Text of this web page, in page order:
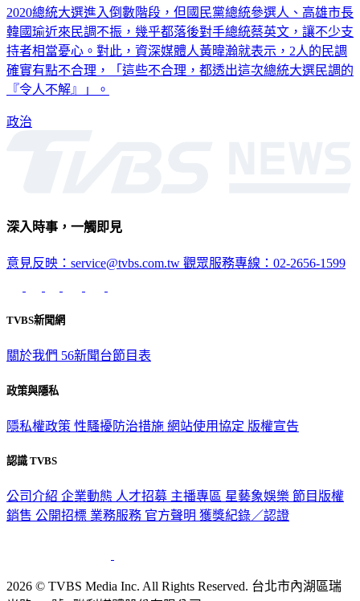
2020總統大選進入倒數階段，但國民黨總統參選人、高雄市長
韓國瑜近來民調不振，幾乎都落後對手總統蔡英文，讓不少支
持者相當憂心。對此，資深媒體人黃暐瀚就表示，2人的民調
確實有點不合理，「這些不合理，都透出這次總統大選民調的
『令人不解』」。
政治
深入時事，一觸即見
意見反映：service@tvbs.com.tw 觀眾服務專線：02-2656-1599
TVBS新聞網
關於我們 56新聞台節目表
政策與隱私
隱私權政策 性騷擾防治措施 網站使用協定 版權宣告
認識 TVBS
公司介紹 企業動態 人才招募 主播專區 星藝象娛樂 節目版權
銷售 公開招標 業務服務 官方聲明 獲獎紀錄／認證
2026 © TVBS Media Inc. All Rights Reserved. 台北市內湖區瑞